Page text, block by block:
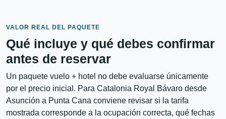
VALOR REAL DEL PAQUETE
Qué incluye y qué debes confirmar
antes de reservar
Un paquete vuelo + hotel no debe evaluarse únicamente
por el precio inicial. Para Catalonia Royal Bávaro desde
Asunción a Punta Cana conviene revisar si la tarifa
mostrada corresponde a la ocupación correcta, qué fechas